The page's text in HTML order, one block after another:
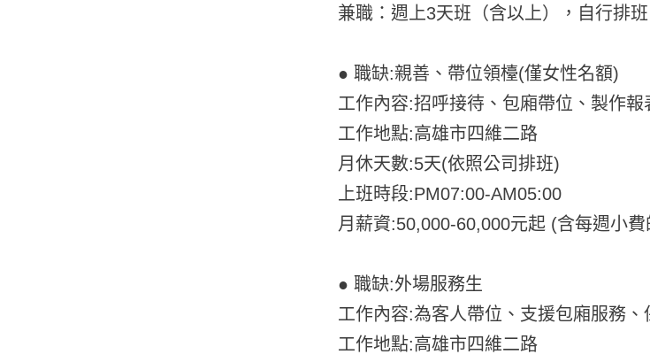
兼職：週上3天班（含以上），自行排班
● 職缺:親善、帶位領檯(僅女性名額)
工作內容:招呼接待、包廂帶位、製作
工作地點:高雄市四維二路
月休天數:5天(依照公司排班)
上班時段:PM07:00-AM05:00
月薪資:50,000-60,000元起 (含每週小費
● 職缺:外場服務生
工作內容:為客人帶位、支援包廂服務、
工作地點:高雄市四維二路